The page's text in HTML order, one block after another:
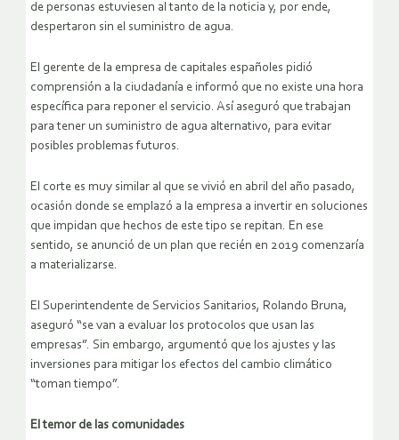
de personas estuviesen al tanto de la noticia y, por ende,
despertaron sin el suministro de agua.
El gerente de la empresa de capitales españoles pidió
comprensión a la ciudadanía e informó que no existe una hora
específica para reponer el servicio. Así aseguró que trabajan
para tener un suministro de agua alternativo, para evitar
posibles problemas futuros.
El corte es muy similar al que se vivió en abril del año pasado,
ocasión donde se emplazó a la empresa a invertir en soluciones
que impidan que hechos de este tipo se repitan. En ese
sentido, se anunció de un plan que recién en 2019 comenzaría
a materializarse.
El Superintendente de Servicios Sanitarios, Rolando Bruna,
aseguró “se van a evaluar los protocolos que usan las
empresas”. Sin embargo, argumentó que los ajustes y las
inversiones para mitigar los efectos del cambio climático
“toman tiempo”.
El temor de las comunidades